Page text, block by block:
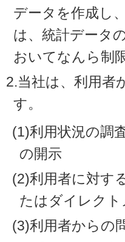
データを作成し
は、統計データ
おいてなんら制
2.当社は、利用者
す。
(1)利用状況の調
の開示
(2)利用者に対す
たはダイレク
(3)利用者からの